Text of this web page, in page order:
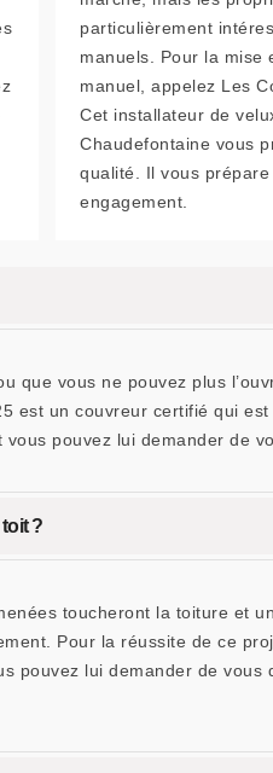
particulièrement
manuels. Pour la mise
manuel, appelez Les
Cet installateur de
Chaudefontaine vous
qualité. Il vous
engagement.
que vous ne pouvez plus
est un couvreur certifié qui
pouvez lui demander de
?
toucheront la toiture et
Pour la réussite de ce
pouvez lui demander de vous